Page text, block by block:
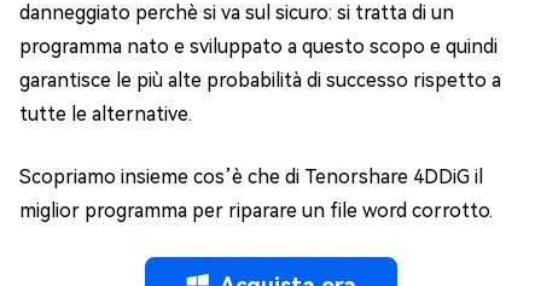
danneggiato perchè si va sul sicuro: si tratta di un
programma nato e sviluppato a questo scopo e quindi
garantisce le più alte probabilità di successo rispetto a
tutte le alternative.
Scopriamo insieme cos’è che di Tenorshare 4DDiG il
miglior programma per riparare un file word corrotto.